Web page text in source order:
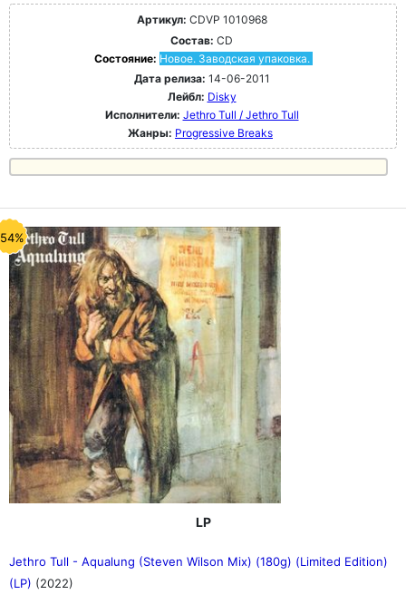
Артикул: CDVP 1010968
Состав: CD
Состояние: Новое. Заводская упаковка.
Дата релиза: 14-06-2011
Лейбл: Disky
Исполнители: Jethro Tull / Jethro Tull
Жанры: Progressive Breaks
LP
Jethro Tull - Aqualung (Steven Wilson Mix) (180g) (Limited Edition)
(LP) (2022)